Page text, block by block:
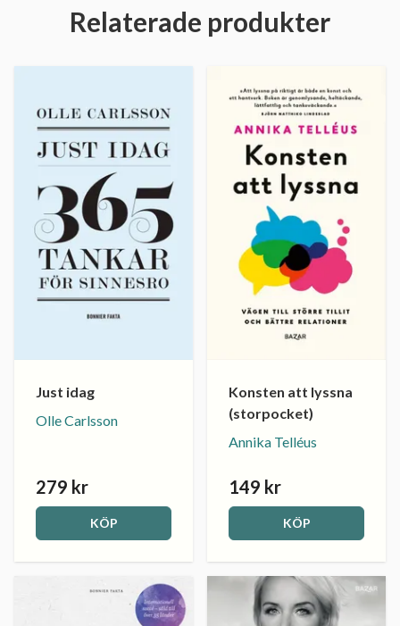
Relaterade produkter
Just idag
Olle Carlsson
279 kr
KÖP
Konsten att lyssna
(storpocket)
Annika Telléus
149 kr
KÖP